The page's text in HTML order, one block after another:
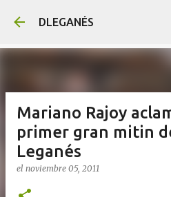
DLEGANÉS
Mariano Rajoy
primer gran mitin
Leganés
el noviembre 05, 2011